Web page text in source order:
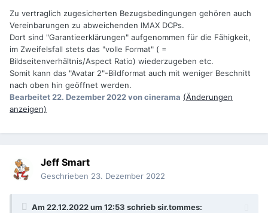
Zu vertraglich zugesicherten Bezugsbedingungen gehören auch
Vereinbarungen zu abweichenden IMAX DCPs.
Dort sind "Garantieerklärungen" aufgenommen für die Fähigkeit,
im Zweifelsfall stets das "volle Format" ( =
Bildseitenverhältnis/Aspect Ratio) wiederzugeben etc.
Somit kann das "Avatar 2"-Bildformat auch mit weniger Beschnitt
nach oben hin geöffnet werden.
Bearbeitet22. Dezember 2022von cinerama (Änderungen
anzeigen)
Jeff Smart
Geschrieben 23. Dezember 2022
Am 22.12.2022 um 12:53 schriebsir.tommes: